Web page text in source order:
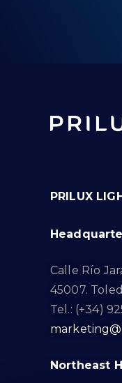
PRILUX
Calle Río
45007.
Tel.: (+34)
Northeast